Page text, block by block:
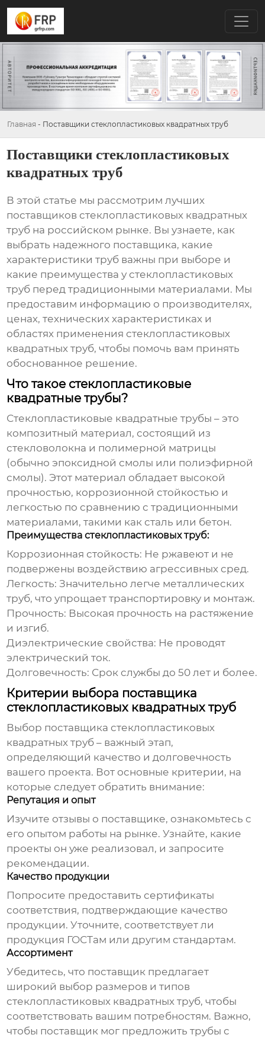
Главная - Поставщики стеклопластиковых квадратных труб
Поставщики стеклопластиковых
квадратных труб
В этой статье мы рассмотрим лучших
поставщиков стеклопластиковых квадратных
труб на российском рынке. Вы узнаете, как
выбрать надежного поставщика, какие
характеристики труб важны при выборе и
какие преимущества у стеклопластиковых
труб перед традиционными материалами. Мы
предоставим информацию о производителях,
ценах, технических характеристиках и
областях применения стеклопластиковых
квадратных труб, чтобы помочь вам принять
обоснованное решение.
Что такое стеклопластиковые
квадратные трубы?
Стеклопластиковые квадратные трубы – это
композитный материал, состоящий из
стекловолокна и полимерной матрицы
(обычно эпоксидной смолы или полиэфирной
смолы). Этот материал обладает высокой
прочностью, коррозионной стойкостью и
легкостью по сравнению с традиционными
материалами, такими как сталь или бетон.
Преимущества стеклопластиковых труб:
Коррозионная стойкость: Не ржавеют и не
подвержены воздействию агрессивных сред.
Легкость: Значительно легче металлических
труб, что упрощает транспортировку и монтаж.
Прочность: Высокая прочность на растяжение
и изгиб.
Диэлектрические свойства: Не проводят
электрический ток.
Долговечность: Срок службы до 50 лет и более.
Критерии выбора поставщика
стеклопластиковых квадратных труб
Выбор поставщика стеклопластиковых
квадратных труб – важный этап,
определяющий качество и долговечность
вашего проекта. Вот основные критерии, на
которые следует обратить внимание:
Репутация и опыт
Изучите отзывы о поставщике, ознакомьтесь с
его опытом работы на рынке. Узнайте, какие
проекты он уже реализовал, и запросите
рекомендации.
Качество продукции
Попросите предоставить сертификаты
соответствия, подтверждающие качество
продукции. Уточните, соответствует ли
продукция ГОСТам или другим стандартам.
Ассортимент
Убедитесь, что поставщик предлагает
широкий выбор размеров и типов
стеклопластиковых квадратных труб, чтобы
соответствовать вашим потребностям. Важно,
чтобы поставщик мог предложить трубы с